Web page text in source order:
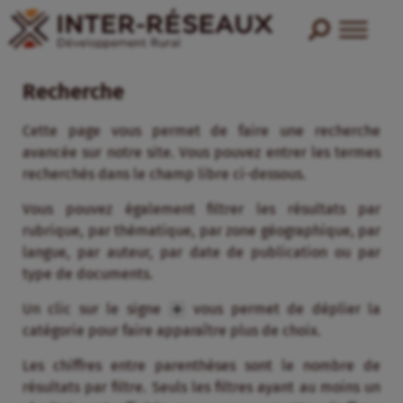
Recherche
Cette page vous permet de faire une recherche
avancée sur notre site. Vous pouvez entrer les termes
recherchés dans le champ libre ci-dessous.
Vous pouvez également filtrer les résultats par
rubrique, par thématique, par zone géographique, par
langue, par auteur, par date de publication ou par
type de documents.
Un clic sur le signe
vous permet de déplier la
catégorie pour faire apparaître plus de choix.
Les chiffres entre parenthèses sont le nombre de
résultats par filtre. Seuls les filtres ayant au moins un